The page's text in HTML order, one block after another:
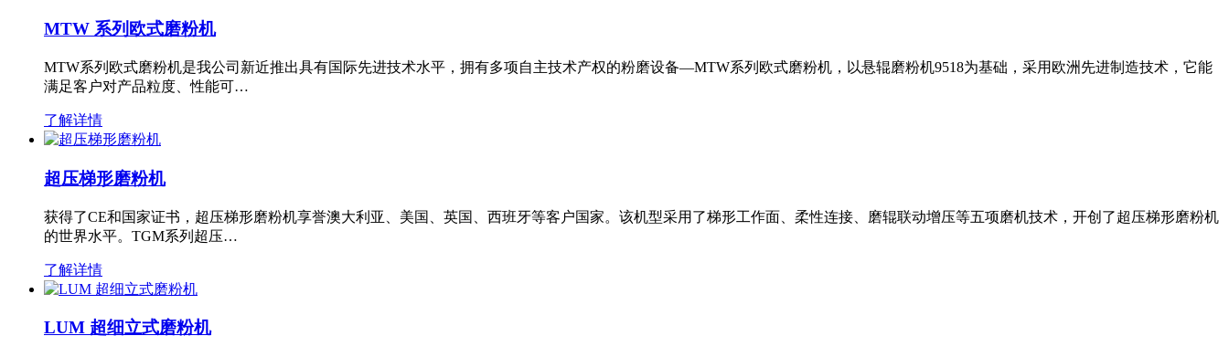
MTW 系列欧式磨粉机
MTW系列欧式磨粉机是我公司新近推出具有国际先进技术水平，拥有多项自主技术产权的粉磨设备—MTW系列欧式磨粉机，以悬辊磨粉机9518为基础，采用欧洲先进制造技术，它能
满足客户对产品粒度、性能可…
了解详情
超压梯形磨粉机
获得了CE和国家证书，超压梯形磨粉机享誉澳大利亚、美国、英国、西班牙等客户国家。该机型采用了梯形工作面、柔性连接、磨辊联动增压等五项磨机技术，开创了超压梯形磨粉机
的世界水平。TGM系列超压…
了解详情
LUM 超细立式磨粉机